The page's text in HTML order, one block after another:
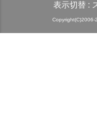
表示切替 :
Copyright(C)2006-